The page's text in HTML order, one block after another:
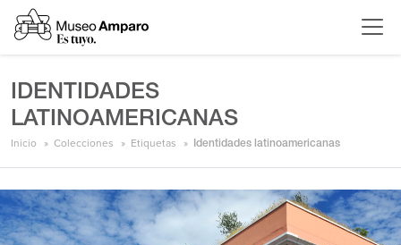
IDENTIDADES
LATINOAMERICANAS
Inicio Colecciones Etiquetas Identidades latinoamericanas